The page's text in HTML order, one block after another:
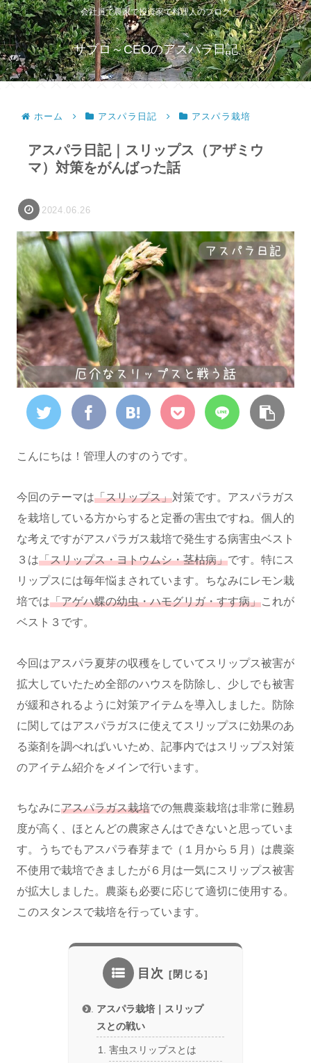
会社員で農家で投資家で料理人のブログ
サブロ～CEOのアスパラ日記
ホーム アスパラ日記 アスパラ栽培
アスパラ日記｜スリップス（アザミウ
マ）対策をがんばった話
2024.06.26
こんにちは！管理人のすのうです。
今回のテーマは「スリップス」対策です。アスパラガス
を栽培している方からすると定番の害虫ですね。個人的
な考えですがアスパラガス栽培で発生する病害虫ベスト
３は「スリップス・ヨトウムシ・茎枯病」です。特にス
リップスには毎年悩まされています。ちなみにレモン栽
培では「アゲハ蝶の幼虫・ハモグリガ・すす病」これが
ベスト３です。
今回はアスパラ夏芽の収穫をしていてスリップス被害が
拡大していたため全部のハウスを防除し、少しでも被害
が緩和されるように対策アイテムを導入しました。防除
に関してはアスパラガスに使えてスリップスに効果のあ
る薬剤を調べればいいため、記事内ではスリップス対策
のアイテム紹介をメインで行います。
ちなみにアスパラガス栽培での無農薬栽培は非常に難易
度が高く、ほとんどの農家さんはできないと思っていま
す。うちでもアスパラ春芽まで（１月から５月）は農薬
不使用で栽培できましたが６月は一気にスリップス被害
が拡大しました。農薬も必要に応じて適切に使用する。
このスタンスで栽培を行っています。
目次
アスパラ栽培｜スリップ
スとの戦い
害虫スリップスとは